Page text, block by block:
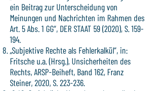
ein Beitrag zur Unterscheidung von
Meinungen und Nachrichten im Rahmen des
Art. 5 Abs. 1 GG“, DER STAAT 59 (2020), S. 159-
194.
„Subjektive Rechte als Fehlerkalkül“, in:
Fritsche u.a. (Hrsg.), Unsicherheiten des
Rechts, ARSP-Beiheft, Band 162, Franz
Steiner, 2020, S. 223-236.